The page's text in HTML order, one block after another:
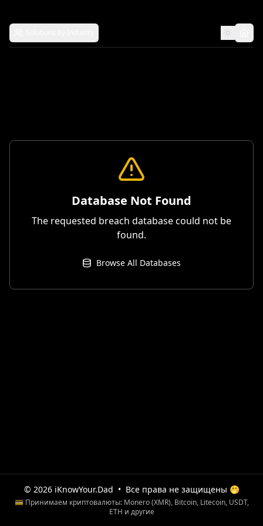
Database Not Found
The requested breach database could not be
found.
Browse All Databases
© 2026 iKnowYour.Dad • Все права не защищены 🤭
💳 Принимаем криптовалюты: Monero (XMR), Bitcoin, Litecoin, USDT,
ETH и другие